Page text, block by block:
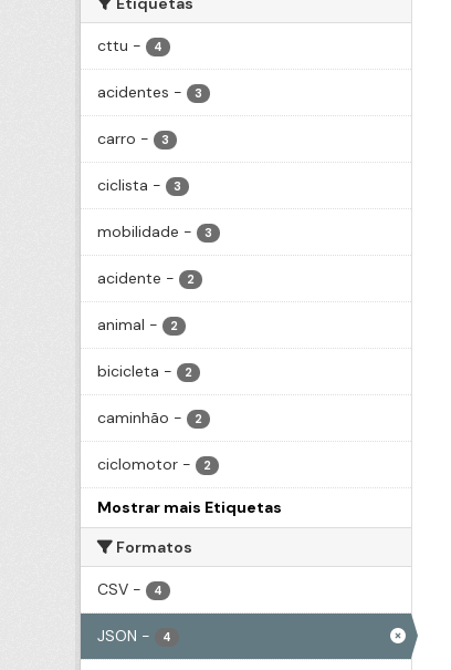
cttu - 4
acidentes - 3
carro - 3
ciclista - 3
mobilidade - 3
acidente - 2
animal - 2
bicicleta - 2
caminhão - 2
ciclomotor - 2
Mostrar mais Etiquetas
Formatos
CSV - 4
JSON - 4